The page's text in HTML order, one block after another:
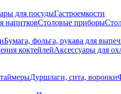
для посудыГастроемкости
напитковСтоловые приборы
Бумага, фольга, рукава для
коктейлейАксессуары для
Дуршлаги, сита, воронки